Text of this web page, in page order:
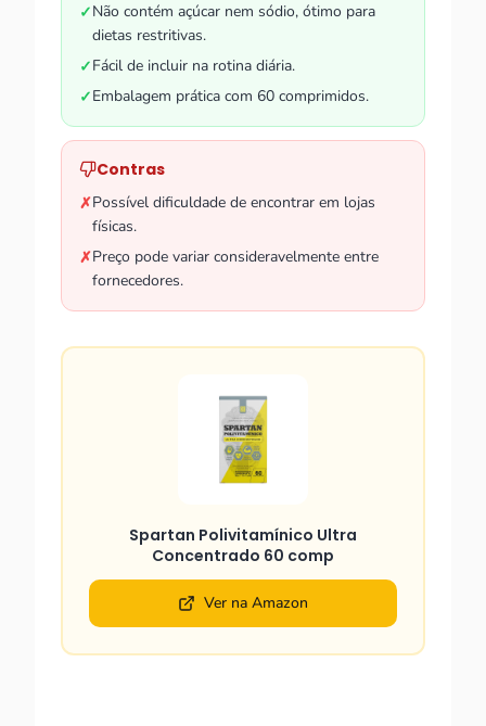
✓Não contém açúcar nem sódio, ótimo para
dietas restritivas.
✓Fácil de incluir na rotina diária.
✓Embalagem prática com 60 comprimidos.
Contras
✗Possível dificuldade de encontrar em lojas
físicas.
✗Preço pode variar consideravelmente entre
fornecedores.
Spartan Polivitamínico Ultra
Concentrado 60 comp
Ver na Amazon